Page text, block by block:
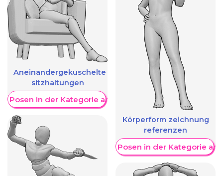
Aneinandergekuschelte
sitzhaltungen
Posen in der Kategorie anzeigen
Körperform zeichnung
referenzen
Weitere Posen in der Kategorie